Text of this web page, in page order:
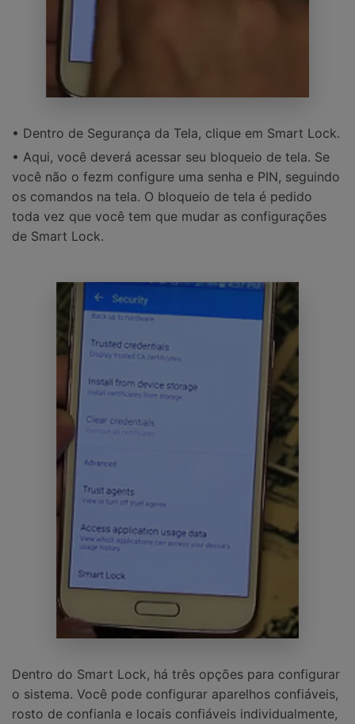
• Dentro de Segurança da Tela, clique em Smart Lock.
• Aqui, você deverá acessar seu bloqueio de tela. Se
você não o fezm configure uma senha e PIN, seguindo
os comandos na tela. O bloqueio de tela é pedido
toda vez que você tem que mudar as configurações
de Smart Lock.
Dentro do Smart Lock, há três opções para configurar
o sistema. Você pode configurar aparelhos confiáveis,
rosto de confianla e locais confiáveis individualmente,